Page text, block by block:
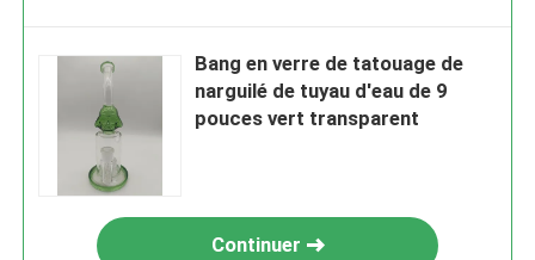
Bang en verre de tatouage de
narguilé de tuyau d'eau de 9
pouces vert transparent
Continuer